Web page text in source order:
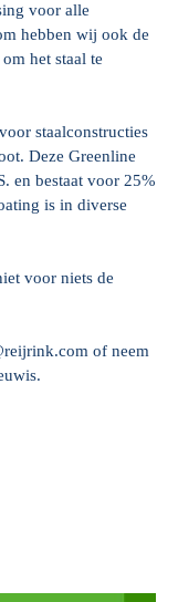
voor alle
hebben wij ook de
het staal te
staalconstructies
Deze Greenline
en bestaat voor 25%
is in diverse
voor niets de
of neem